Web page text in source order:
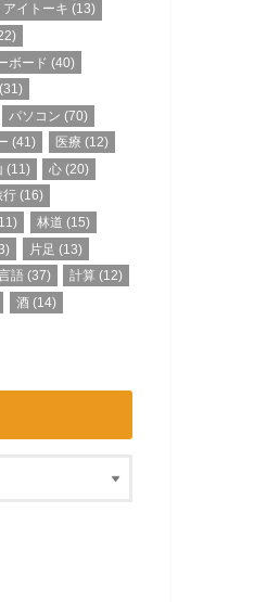
アイトーキ (13)
ボード (40)
(31)
パソコン (70)
(41) 医療 (12)
(11) 心(20)
行(16)
林道 (15)
片足 (13)
語 (37) 計算 (12)
酒(14)